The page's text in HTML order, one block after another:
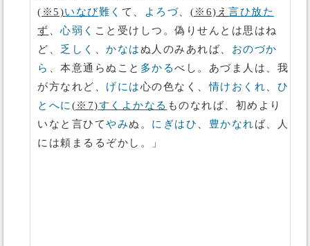
(※5)いなび難く て、 よろづ (※6)え 言ひ放た
ず
心弱く こと受けしつ。偽りせんとは思はね
ど、 乏しく かなはぬ人のみあれば、 おのづか
ら
、本意通らぬこと 多かるべし。あづま人は、我
が方なれど、 げには心の色なく、情けおくれ
ひ
とへに (※7)すくよかなる ものなれば、初めより
いなと言ひてやみぬ。 にぎはひ 豊かなれば、人
には頼まるるぞかし。」